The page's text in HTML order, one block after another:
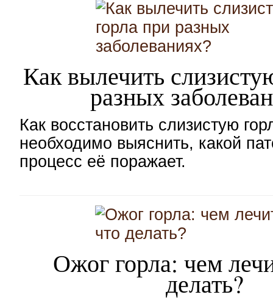
Как вылечить
разных
Как восстановить слизистую
необходимо выяснить, какой
процесс её поражает.
Ожог горла: чем
делать?